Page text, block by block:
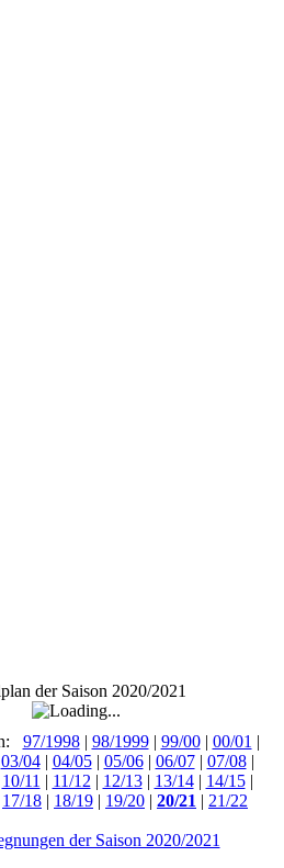
der Saison 2020/2021
97/1998| 98/1999| 99/00| 00/01 |
03/04| 04/05| 05/06| 06/07| 07/08|
10/11 | 11/12 | 12/13| 13/14| 14/15|
17/18 | 18/19 | 19/20 | 20/21 | 21/22
der Saison 2020/2021